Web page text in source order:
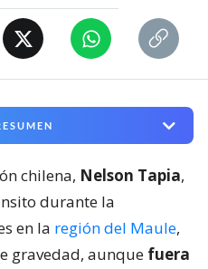
chilena, Nelson Tapia,
durante la
en la región del Maule,
gravedad, aunque fuera